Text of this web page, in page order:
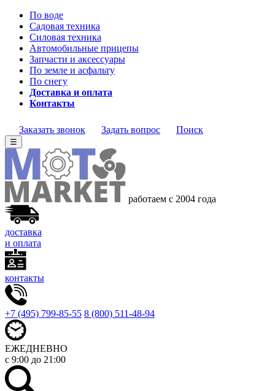
По воде
Садовая техника
Силовая техника
Автомобильные прицепы
Запчасти и аксессуары
По земле и асфальту
По снегу
Доставка и оплата
Контакты
Заказать звонок Задать вопрос Поиск
☰
работаем с 2004 года
доставка
и оплата
контакты
+7 (495) 799-85-55 8 (800) 511-48-94
ЕЖЕДНЕВНО
с 9:00 до 21:00